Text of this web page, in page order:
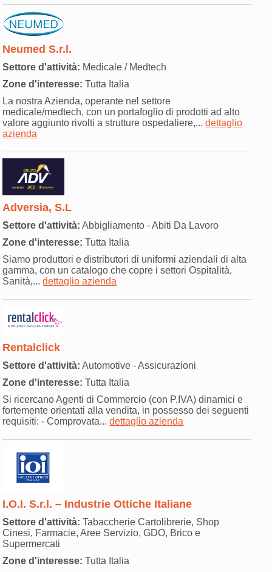
Neumed S.r.l.
Settore d'attività: Medicale / Medtech
Zone d'interesse: Tutta Italia
La nostra Azienda, operante nel settore
medicale/medtech, con un portafoglio di prodotti ad alto
valore aggiunto rivolti a strutture ospedaliere,...dettaglio
azienda
Adversia, S.L
Settore d'attività: Abbigliamento - Abiti Da Lavoro
Zone d'interesse: Tutta Italia
Siamo produttori e distributori di uniformi aziendali di alta
gamma, con un catalogo che copre i settori Ospitalità,
Sanità,...dettaglio azienda
Rentalclick
Settore d'attività: Automotive - Assicurazioni
Zone d'interesse: Tutta Italia
Si ricercano Agenti di Commercio (con P.IVA) dinamici e
fortemente orientati alla vendita, in possesso dei seguenti
requisiti: - Comprovata...dettaglio azienda
I.O.I. S.r.l. – Industrie Ottiche Italiane
Settore d'attività: Tabaccherie Cartolibrerie, Shop
Cinesi, Farmacie, Aree Servizio, GDO, Brico e
Supermercati
Zone d'interesse: Tutta Italia